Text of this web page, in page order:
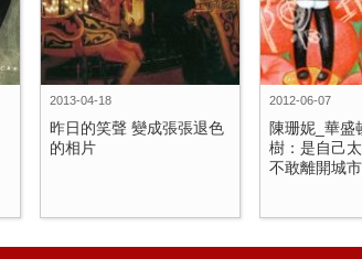
2013-04-18
昨日的笑聲 變成張張退色
的相片
2012-06-07
陳珊妮_華盛
樹：是自己
不敢離開城市